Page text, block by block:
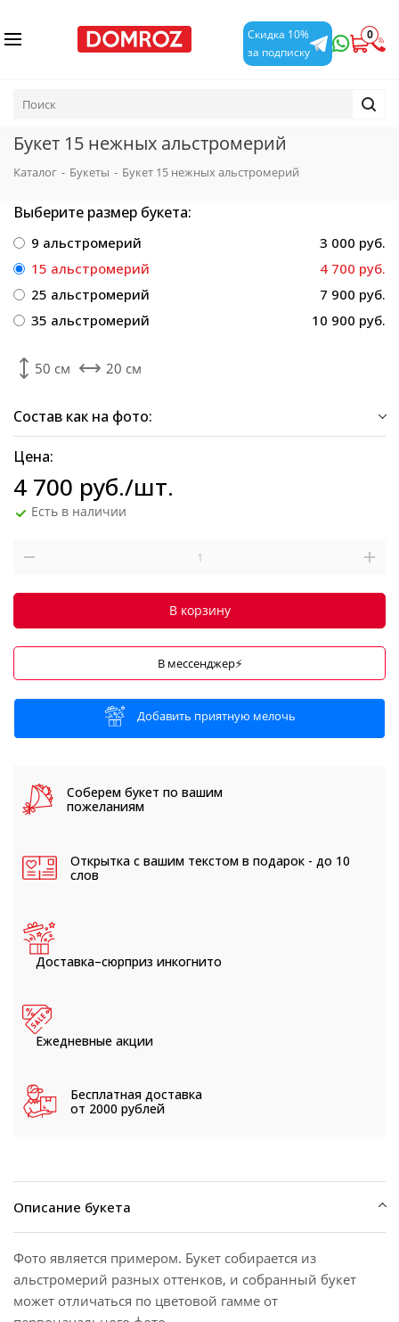
Скидка 10%
за подписку
0
Букет 15 нежных альстромерий
Каталог - Букеты - Букет 15 нежных альстромерий
Выберите размер букета:
9 альстромерий
3 000 руб.
15 альстромерий
4 700 руб.
25 альстромерий
7 900 руб.
35 альстромерий
10 900 руб.
50 см 20 см
Состав как на фото:
Цена:
4 700 руб./шт.
Есть в наличии
В корзину
В мессенджер⚡
Добавить приятную мелочь
Соберем букет по вашим
пожеланиям
Открытка с вашим текстом в подарок - до 10
слов
Доставка–сюрприз инкогнито
Ежедневные акции
Бесплатная доставка
от 2000 рублей
Описание букета
Фото является примером. Букет собирается из
альстромерий разных оттенков, и собранный букет
может отличаться по цветовой гамме от